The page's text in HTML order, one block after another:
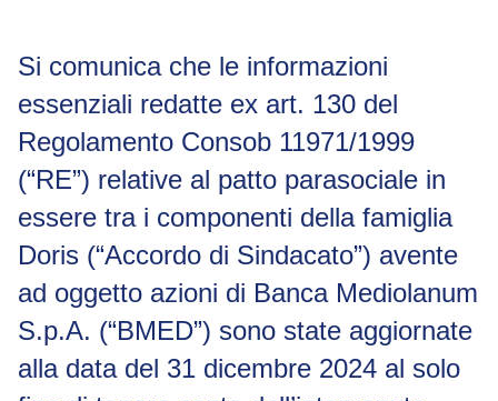
Si comunica che le informazioni
essenziali redatte ex art. 130 del
Regolamento Consob 11971/1999
(“RE”) relative al patto parasociale in
essere tra i componenti della famiglia
Doris (“Accordo di Sindacato”) avente
ad oggetto azioni di Banca Mediolanum
S.p.A. (“BMED”) sono state aggiornate
alla data del 31 dicembre 2024 al solo